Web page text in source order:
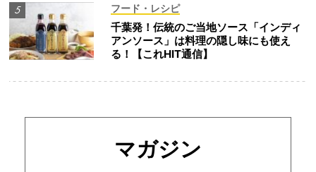
フード・レシピ
千葉発！伝統のご当地ソース「インディ
アンソース」は料理の隠し味にも使え
る！【これHIT通信】
マガジン